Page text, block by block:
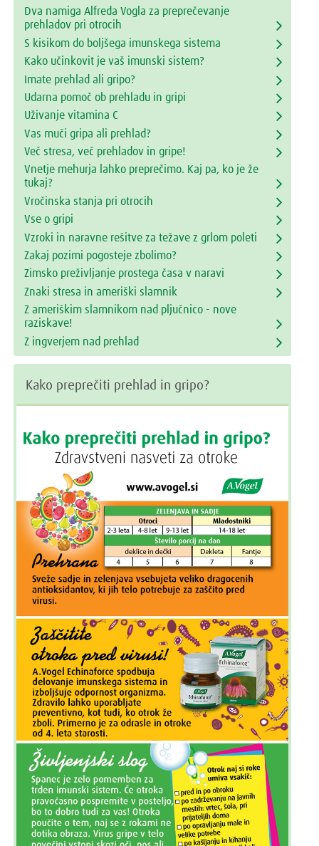
Dva namiga Alfreda Vogla za preprečevanje
prehladov pri otrocih
S kisikom do boljšega imunskega sistema
Kako učinkovit je vaš imunski sistem?
Imate prehlad ali gripo?
Udarna pomoč ob prehladu in gripi
Uživanje vitamina C
Vas muči gripa ali prehlad?
Več stresa, več prehladov in gripe!
Vnetje mehurja lahko preprečimo. Kaj pa, ko je že
tukaj?
Vročinska stanja pri otrocih
Vse o gripi
Vzroki in naravne rešitve za težave z grlom poleti
Zakaj pozimi pogosteje zbolimo?
Zimsko preživljanje prostega časa v naravi
Znaki stresa in ameriški slamnik
Z ameriškim slamnikom nad pljučnico - nove
raziskave!
Z ingverjem nad prehlad
Kako preprečiti prehlad in gripo?